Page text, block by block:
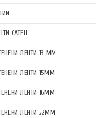
САТЕН
ЛЕНТИ 13 ММ
ЛЕНТИ 15ММ
ЛЕНТИ 16ММ
ЛЕНТИ 22ММ